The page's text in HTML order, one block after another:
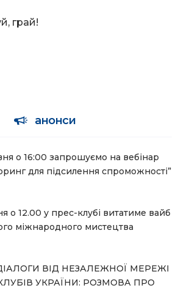
грай!
анонси
о 16:00 запрошуємо на вебінар
для підсилення спроможності”
о 12.00 у прес-клубі витатиме вайб
міжнародного мистецтва
ВІД НЕЗАЛЕЖНОЇ МЕРЕЖІ
УКРАЇНИ: РОЗМОВА ПРО